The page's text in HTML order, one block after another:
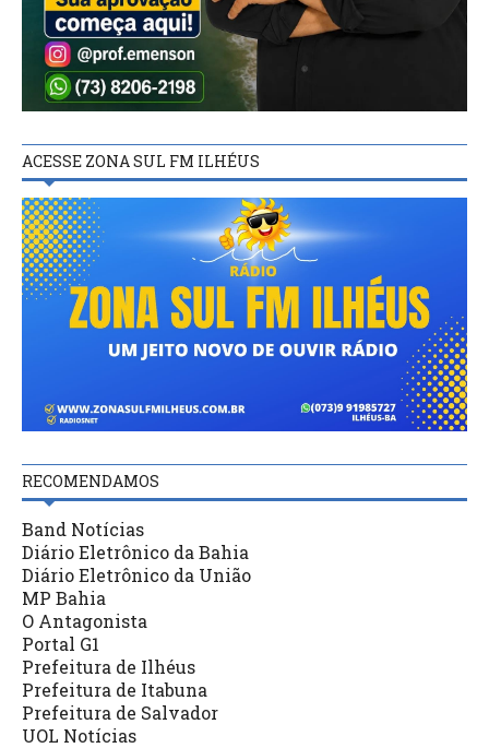
ACESSE ZONA SUL FM ILHÉUS
RECOMENDAMOS
Band Notícias
Diário Eletrônico da Bahia
Diário Eletrônico da União
MP Bahia
O Antagonista
Portal G1
Prefeitura de Ilhéus
Prefeitura de Itabuna
Prefeitura de Salvador
UOL Notícias